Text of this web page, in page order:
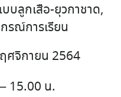
บบลูกเสือ-ยุวกาชาด,
รณ์การเรียน
ศจิกายน 2564
15.00 น.